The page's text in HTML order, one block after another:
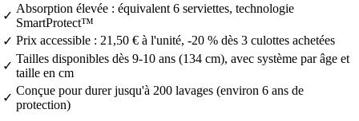
✓
Absorption élevée : équivalent 6 serviettes, technologie
SmartProtect™
✓ Prix accessible : 21,50 € à l'unité, -20 % dès 3 culottes achetées
✓
Tailles disponibles dès 9-10 ans (134 cm), avec système par âge et
taille en cm
✓
Conçue pour durer jusqu'à 200 lavages (environ 6 ans de
protection)